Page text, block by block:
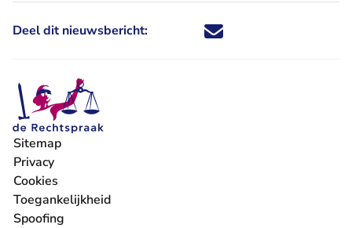
Deel dit nieuwsbericht: Deel dit nieuwsbericht via X -
Deel dit nieuwsbericht via
Deel dit nieuwsbericht
Deel dit
Sitemap
Privacy
Cookies
Toegankelijkheid
Spoofing